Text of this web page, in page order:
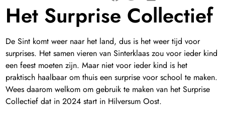
Het Surprise Collectief
De Sint komt weer naar het land, dus is het weer tijd voor
surprises. Het samen vieren van Sinterklaas zou voor ieder kind
een feest moeten zijn. Maar niet voor ieder kind is het
praktisch haalbaar om thuis een surprise voor school te maken.
Wees daarom welkom om gebruik te maken van het Surprise
Collectief dat in 2024 start in Hilversum Oost.